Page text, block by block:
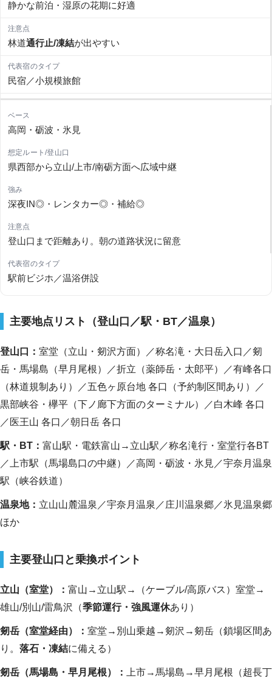
静かな前泊・湿原の花期に好適
林道通行止/凍結が出やすい
民宿／小規模旅館
高岡・砺波・氷見
県西部から立山/上市/南砺方面へ広域中継
深夜IN◎・レンタカー◎・補給◎
登山口まで距離あり。朝の道路状況に留意
駅前ビジホ／温浴併設
主要地点リスト（登山口／駅・BT／温泉）
登山口： 室堂（立山・剱沢方面）／称名滝・大日岳入口／剱
岳・馬場島（早月尾根）／折立（薬師岳・太郎平）／有峰各口
（林道規制あり）／五色ヶ原台地 各口（予約制区間あり）／
黒部峡谷・欅平（下ノ廊下方面のターミナル）／白木峰 各口
／医王山 各口／朝日岳 各口
駅・BT： 富山駅・電鉄富山→立山駅／称名滝行・室堂行各BT
／上市駅（馬場島口の中継）／高岡・砺波・氷見／宇奈月温泉
駅（峡谷鉄道）
温泉地： 立山山麓温泉／宇奈月温泉／庄川温泉郷／氷見温泉郷
ほか
主要登山口と乗換ポイント
立山（室堂）： 富山→立山駅→（ケーブル/高原バス）室堂→
雄山/別山/雷鳥沢（季節運行・強風運休あり）
剱岳（室堂経由）： 室堂→別山乗越→剱沢→剱岳（鎖場区間あ
り。 落石・凍結に備える）
剱岳（馬場島・早月尾根）：
上市→馬場島→早月尾根（超長丁